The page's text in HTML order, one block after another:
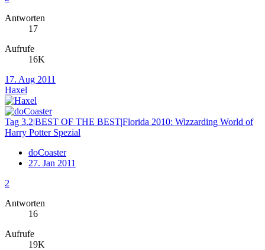
Antworten
17
Aufrufe
16K
17. Aug 2011
Haxel
Tag 3.2|BEST OF THE BEST|Florida 2010: Wizzarding World of
Harry Potter Spezial
doCoaster
27. Jan 2011
2
Antworten
16
Aufrufe
19K